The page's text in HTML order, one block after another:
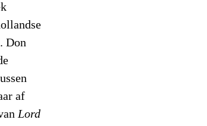
Don
af
Lord